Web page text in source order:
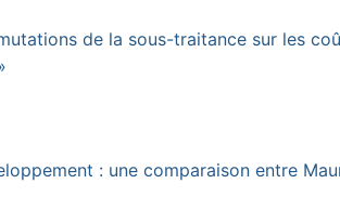
de la sous-traitance sur les
: une comparaison entre